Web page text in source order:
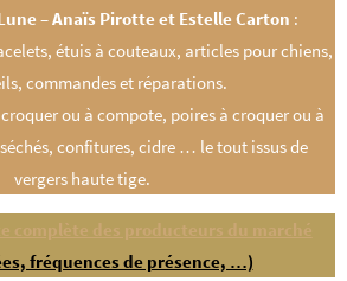
– Anaïs Pirotte et Estelle Carton :
étuis à couteaux, articles pour chiens,
commandes et réparations.
ou à compote, poires à croquer ou à
confitures, cidre … le tout issus de
vergers haute tige.
fréquences de présence, …)